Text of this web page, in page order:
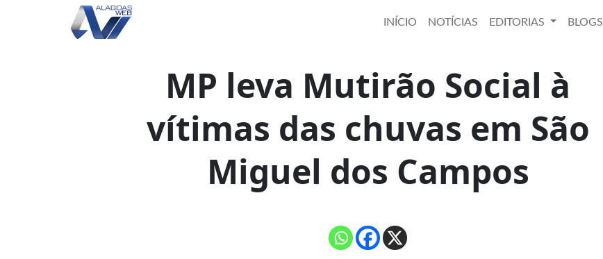
INÍCIO NOTÍCIAS EDITORIAS BLOGS
MP leva Mutirão Social à
vítimas das chuvas em São
Miguel dos Campos